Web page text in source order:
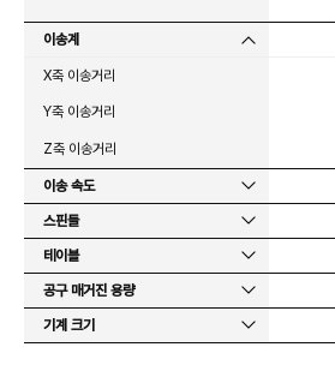
이송계
X축 이송거리
Y축 이송거리
Z축 이송거리
이송 속도
스핀들
테이블
공구 매거진 용량
기계 크기